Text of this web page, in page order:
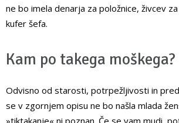
ne bo imela denarja za položnice, živcev
kufer šefa.
Kam po takega moškega?
Odvisno od starosti, potrpežljivosti in
se v zgornjem opisu ne bo našla mlada